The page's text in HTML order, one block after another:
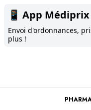
📱 App Médiprix
Envoi d'ordonnances,
plus !